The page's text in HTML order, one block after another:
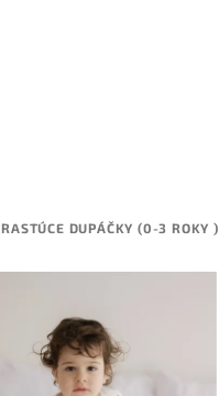
RASTÚCE DUPÁČKY (0-3 ROKY )